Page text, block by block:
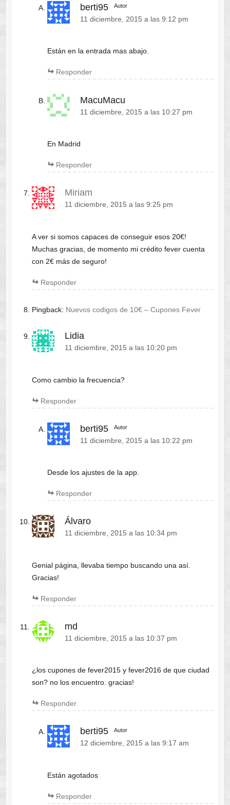
berti95 Autor
11 diciembre, 2015 a las 9:12 pm
Están en la entrada mas abajo.
Responder
MacuMacu
11 diciembre, 2015 a las 10:27 pm
En Madrid
Responder
Miriam
11 diciembre, 2015 a las 9:25 pm
A ver si somos capaces de conseguir esos 20€!
Muchas gracias, de momento mi crédito fever cuenta
con 2€ más de seguro!
Responder
Pingback: Nuevos codigos de 10€ – Cupones Fever
Lidia
11 diciembre, 2015 a las 10:20 pm
Como cambio la frecuencia?
Responder
berti95 Autor
11 diciembre, 2015 a las 10:22 pm
Desde los ajustes de la app.
Responder
Álvaro
11 diciembre, 2015 a las 10:34 pm
Genial página, llevaba tiempo buscando una así.
Gracias!
Responder
md
11 diciembre, 2015 a las 10:37 pm
¿los cupones de fever2015 y fever2016 de que ciudad
son? no los encuentro. gracias!
Responder
berti95 Autor
12 diciembre, 2015 a las 9:17 am
Están agotados
Responder